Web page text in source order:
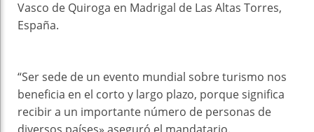
Vasco de Quiroga en Madrigal de Las Altas Torres,
España.
“Ser sede de un evento mundial sobre turismo nos
beneficia en el corto y largo plazo, porque significa
recibir a un importante número de personas de